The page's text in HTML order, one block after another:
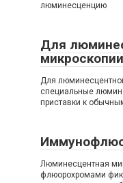
люминесценцию
Для
микроскопии
Для
специальные
приставки к
Люминесцентная
флюорохромами